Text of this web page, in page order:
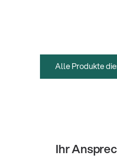
Alle Produkte
Ihr